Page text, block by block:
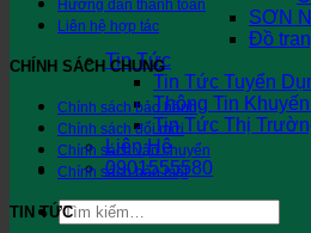
SƠN
Đồ
Tin Tức
Tin Tức Tuyển
Thông Tin
Tin Tức Thị
Liên Hệ
0901555580
Tìm
kiếm:
Hướng dẫn thanh toán
Liên hệ hợp tác
CHÍNH SÁCH CHUNG
Chính sách bảo hành
Chính sách đổi mới
Chính sách vận chuyển
Chính sách bảo mật
TIN TỨC